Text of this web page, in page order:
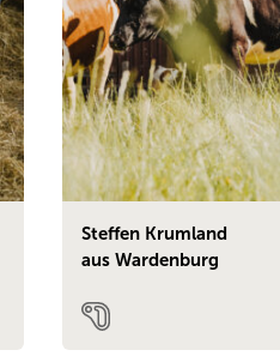
Steffen Krumland
aus Wardenburg